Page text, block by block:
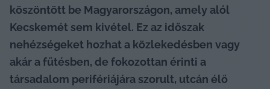
köszöntött be Magyarországon, amely alól
Kecskemét sem kivétel. Ez az időszak
nehézségeket hozhat a közlekedésben vagy
akár a fűtésben, de fokozottan érinti a
társadalom perifériájára szorult, utcán élő